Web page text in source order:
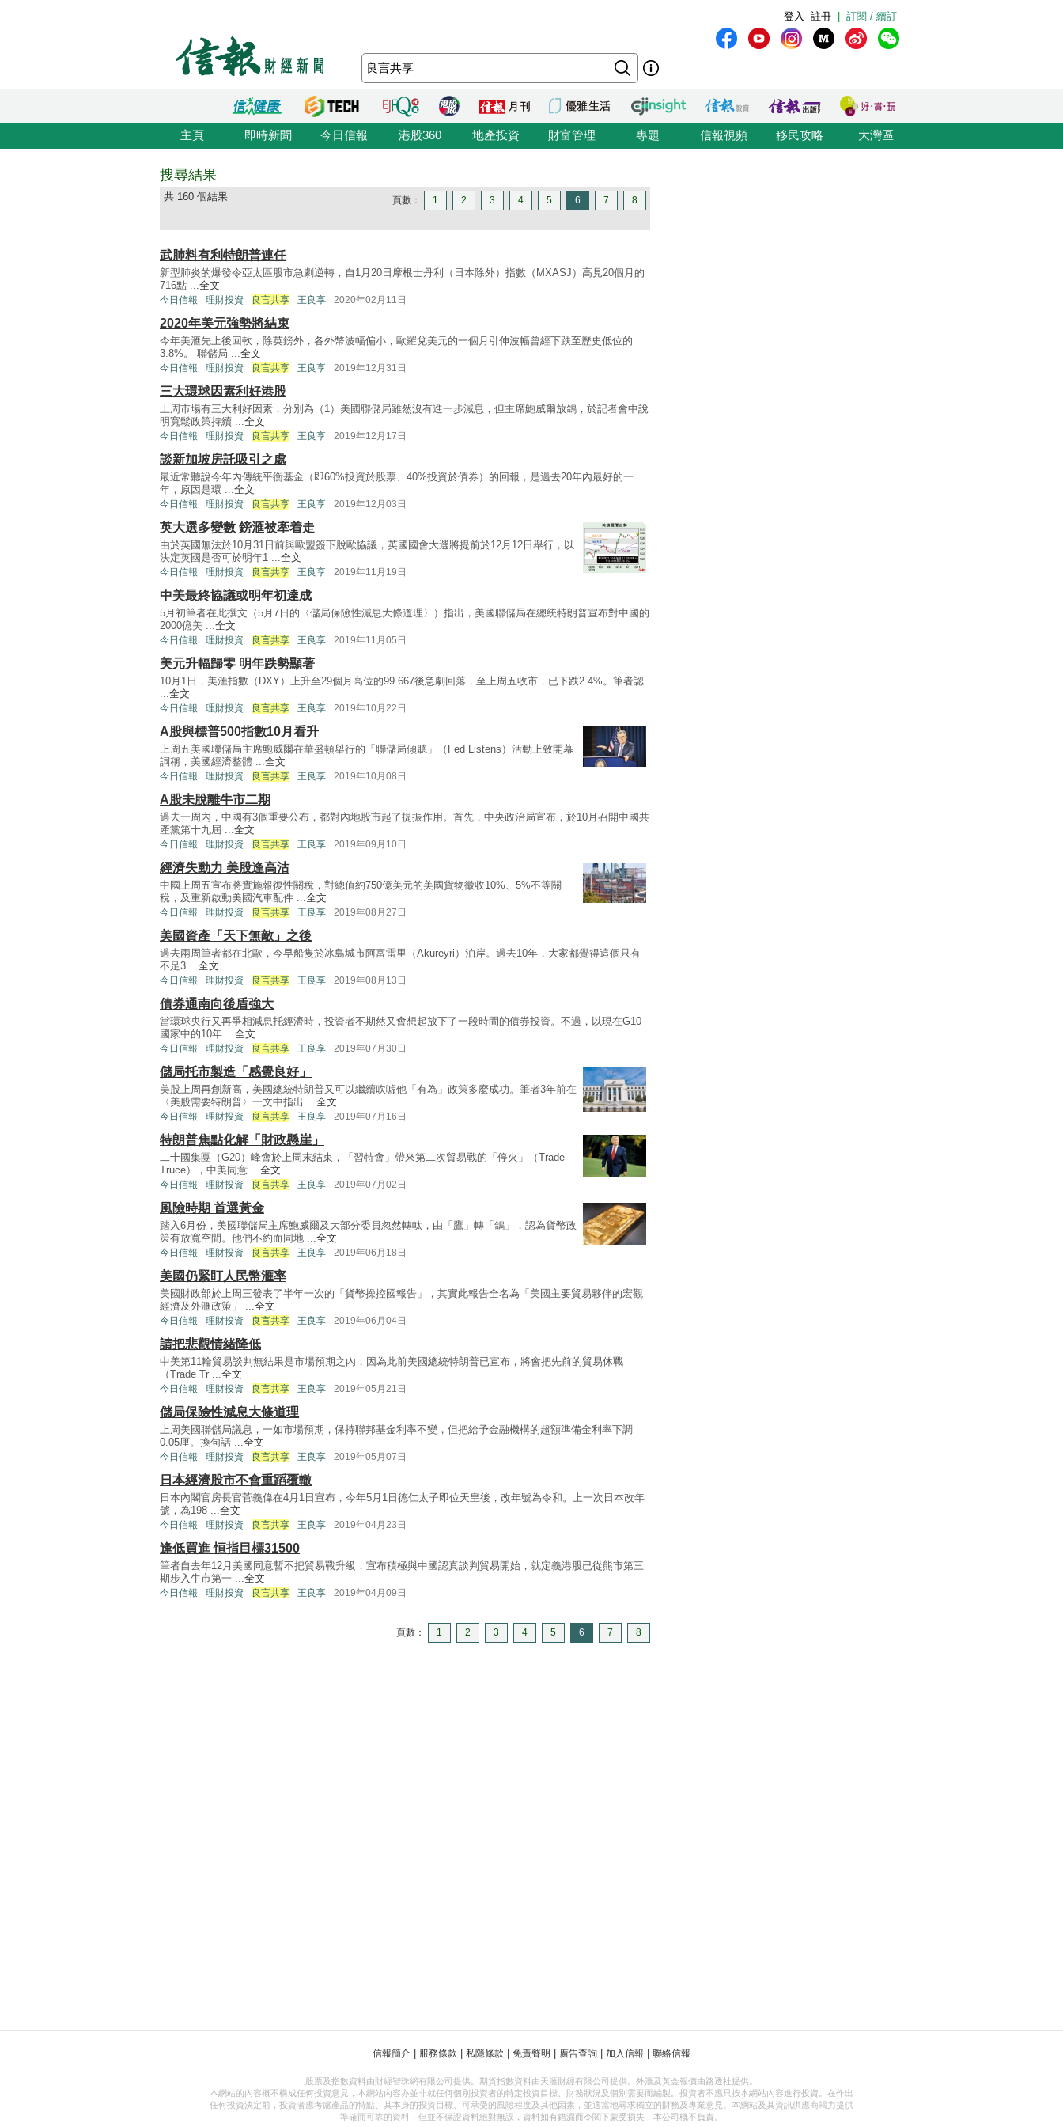
訂閱 / 續訂
註冊
登入
主頁 即時新聞 今日信報 港股360 地產投資 財富管理 專題 信報視頻 移民攻略 大灣區
搜尋結果
共 160 個結果 頁數： 1 2 3 4 5 6 7 8
武肺料有利特朗普連任
新型肺炎的爆發令亞太區股市急劇逆轉，自1月20日摩根士丹利（日本除外）指數（MXASJ）高見20個月的
716點 ...全文
今日信報 理財投資 良言共享 王良享 2020年02月11日
2020年美元強勢將結束
今年美滙先上後回軟，除英鎊外，各外幣波幅偏小，歐羅兌美元的一個月引伸波幅曾經下跌至歷史低位的
3.8%。 聯儲局 ...全文
今日信報 理財投資 良言共享 王良享 2019年12月31日
三大環球因素利好港股
上周市場有三大利好因素，分別為（1）美國聯儲局雖然沒有進一步減息，但主席鮑威爾放鴿，於記者會中說
明寬鬆政策持續 ...全文
今日信報 理財投資 良言共享 王良享 2019年12月17日
談新加坡房託吸引之處
最近常聽說今年內傳統平衡基金（即60%投資於股票、40%投資於債券）的回報，是過去20年內最好的一
年，原因是環 ...全文
今日信報 理財投資 良言共享 王良享 2019年12月03日
英大選多變數 鎊滙被牽着走
由於英國無法於10月31日前與歐盟簽下脫歐協議，英國國會大選將提前於12月12日舉行，以
決定英國是否可於明年1 ...全文
今日信報 理財投資 良言共享 王良享 2019年11月19日
中美最終協議或明年初達成
5月初筆者在此撰文（5月7日的〈儲局保險性減息大條道理〉）指出，美國聯儲局在總統特朗普宣布對中國的
2000億美 ...全文
今日信報 理財投資 良言共享 王良享 2019年11月05日
美元升幅歸零 明年跌勢顯著
10月1日，美滙指數（DXY）上升至29個月高位的99.667後急劇回落，至上周五收市，已下跌2.4%。筆者認
...全文
今日信報 理財投資 良言共享 王良享 2019年10月22日
A股與標普500指數10月看升
上周五美國聯儲局主席鮑威爾在華盛頓舉行的「聯儲局傾聽」（Fed Listens）活動上致開幕
詞稱，美國經濟整體 ...全文
今日信報 理財投資 良言共享 王良享 2019年10月08日
A股未脫離牛市二期
過去一周內，中國有3個重要公布，都對內地股市起了提振作用。首先，中央政治局宣布，於10月召開中國共
產黨第十九屆 ...全文
今日信報 理財投資 良言共享 王良享 2019年09月10日
經濟失動力 美股逢高沽
中國上周五宣布將實施報復性關稅，對總值約750億美元的美國貨物徵收10%、5%不等關
稅，及重新啟動美國汽車配件 ...全文
今日信報 理財投資 良言共享 王良享 2019年08月27日
美國資產「天下無敵」之後
過去兩周筆者都在北歐，今早船隻於冰島城市阿富雷里（Akureyri）泊岸。過去10年，大家都覺得這個只有
不足3 ...全文
今日信報 理財投資 良言共享 王良享 2019年08月13日
債券通南向後盾強大
當環球央行又再爭相減息托經濟時，投資者不期然又會想起放下了一段時間的債券投資。不過，以現在G10
國家中的10年 ...全文
今日信報 理財投資 良言共享 王良享 2019年07月30日
儲局托市製造「感覺良好」
美股上周再創新高，美國總統特朗普又可以繼續吹噓他「有為」政策多麼成功。筆者3年前在
〈美股需要特朗普〉一文中指出 ...全文
今日信報 理財投資 良言共享 王良享 2019年07月16日
特朗普焦點化解「財政懸崖」
二十國集團（G20）峰會於上周末結束，「習特會」帶來第二次貿易戰的「停火」（Trade
Truce），中美同意 ...全文
今日信報 理財投資 良言共享 王良享 2019年07月02日
風險時期 首選黃金
踏入6月份，美國聯儲局主席鮑威爾及大部分委員忽然轉軚，由「鷹」轉「鴿」，認為貨幣政
策有放寬空間。他們不約而同地 ...全文
今日信報 理財投資 良言共享 王良享 2019年06月18日
美國仍緊盯人民幣滙率
美國財政部於上周三發表了半年一次的「貨幣操控國報告」，其實此報告全名為「美國主要貿易夥伴的宏觀
經濟及外滙政策」 ...全文
今日信報 理財投資 良言共享 王良享 2019年06月04日
請把悲觀情緒降低
中美第11輪貿易談判無結果是市場預期之內，因為此前美國總統特朗普已宣布，將會把先前的貿易休戰
（Trade Tr ...全文
今日信報 理財投資 良言共享 王良享 2019年05月21日
儲局保險性減息大條道理
上周美國聯儲局議息，一如市場預期，保持聯邦基金利率不變，但把給予金融機構的超額準備金利率下調
0.05厘。換句話 ...全文
今日信報 理財投資 良言共享 王良享 2019年05月07日
日本經濟股市不會重蹈覆轍
日本內閣官房長官菅義偉在4月1日宣布，今年5月1日德仁太子即位天皇後，改年號為令和。上一次日本改年
號，為198 ...全文
今日信報 理財投資 良言共享 王良享 2019年04月23日
逢低買進 恒指目標31500
筆者自去年12月美國同意暫不把貿易戰升級，宣布積極與中國認真談判貿易開始，就定義港股已從熊市第三
期步入牛市第一 ...全文
今日信報 理財投資 良言共享 王良享 2019年04月09日
頁數： 1 2 3 4 5 6 7 8
信報簡介 服務條款 私隱條款 免責聲明 廣告查詢 加入信報 聯絡信報
股票及指數資料由財經智珠網有限公司提供。期貨指數資料由天滙財經有限公司提供。外滙及黃金報價由路透社提供。
本網站的內容概不構成任何投資意見，本網站內容亦並非就任何個別投資者的特定投資目標、財務狀況及個別需要而編製。投資者不應只按本網站內容進行投資。在作出
任何投資決定前，投資者應考慮產品的特點、其本身的投資目標、可承受的風險程度及其他因素，並適當地尋求獨立的財務及專業意見。本網站及其資訊供應商竭力提供
準確而可靠的資料，但並不保證資料絕對無誤，資料如有錯漏而令閣下蒙受損失，本公司概不負責。